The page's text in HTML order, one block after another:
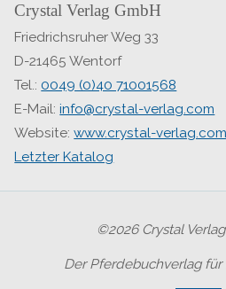
Crystal Verlag GmbH
Friedrichsruher Weg 33
D-21465 Wentorf
Tel.: 0049 (0)40 71001568
E-Mail:info@crystal-verlag.com
Website:www.crystal-verlag.com
Letzter Katalog
©2026 Crystal Verlag
Der Pferdebuchverlag